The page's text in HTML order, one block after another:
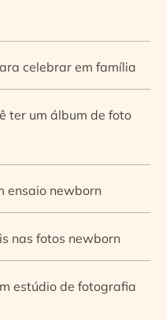
celebrar em família
ter um álbum de foto
ensaio newborn
nas fotos newborn
estúdio de fotografia